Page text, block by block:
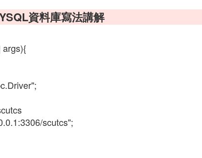
資料庫寫法講解
scutcs";